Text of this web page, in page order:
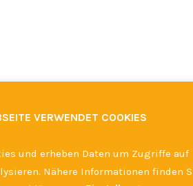
VERWENDET COOKIES
und erheben Daten um Zugriffe auf
Nähere Informationen finden